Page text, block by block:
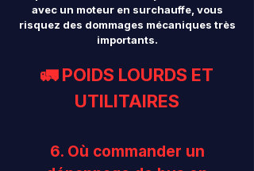
avec un moteur en surchauffe, vous
risquez des dommages mécaniques très
importants.
🚛 POIDS LOURDS ET
UTILITAIRES
6. Où commander un